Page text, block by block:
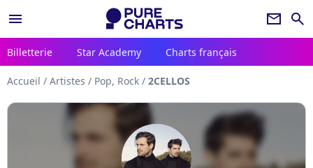
menu newsletter search
Billetterie Star Academy Charts français
Accueil / Artistes / Pop, Rock / 2CELLOS